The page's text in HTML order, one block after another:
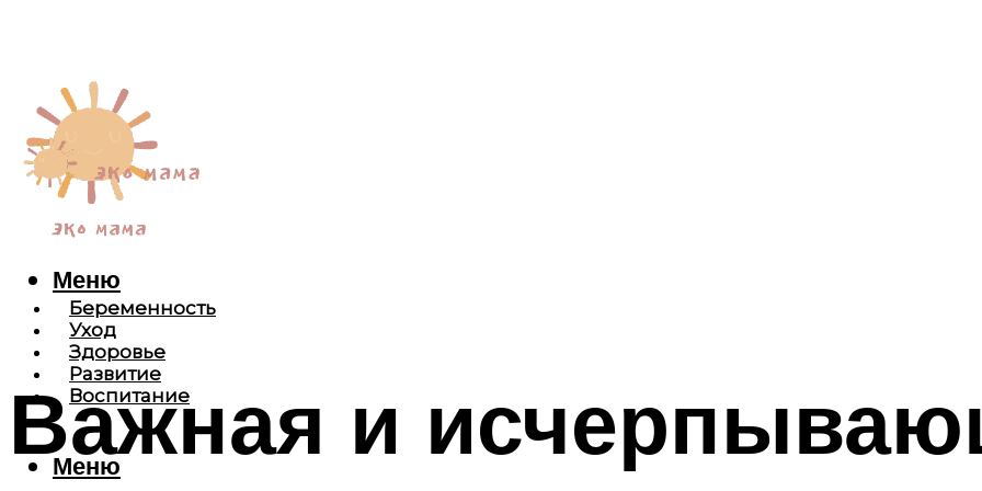
Беременность
Уход
Здоровье
Развитие
Воспитание
Меню
Меню
Важная и